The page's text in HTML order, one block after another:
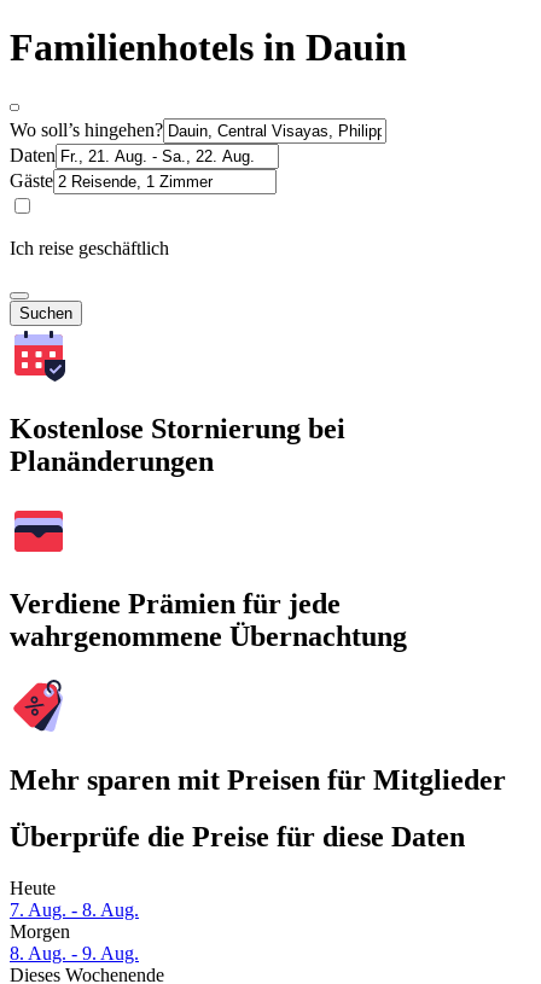
Familienhotels in Dauin
Wo soll’s hingehen?
Daten
Gäste
Ich reise geschäftlich
Suchen
Kostenlose Stornierung bei
Planänderungen
Verdiene Prämien für jede
wahrgenommene Übernachtung
Mehr sparen mit Preisen für Mitglieder
Überprüfe die Preise für diese Daten
Heute
7. Aug. - 8. Aug.
Morgen
8. Aug. - 9. Aug.
Dieses Wochenende